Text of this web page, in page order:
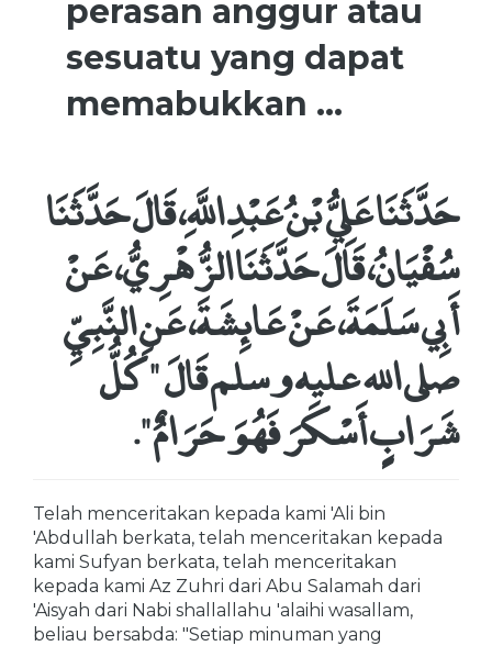
perasan anggur atau
sesuatu yang dapat
memabukkan ...
حَدَّثَنَا عَلِيُّ بْنُ عَبْدِ اللَّهِ، قَالَ حَدَّثَنَا
سُفْيَانُ، قَالَ حَدَّثَنَا الزُّهْرِيُّ، عَنْ
أَبِي سَلَمَةَ، عَنْ عَائِشَةَ، عَنِ النَّبِيِّ
صلى الله عليه وسلم قَالَ ‏ "‏ كُلُّ
شَرَابٍ أَسْكَرَ فَهُوَ حَرَامٌ ‏"‏‏.‏
Telah menceritakan kepada kami 'Ali bin
'Abdullah berkata, telah menceritakan kepada
kami Sufyan berkata, telah menceritakan
kepada kami Az Zuhri dari Abu Salamah dari
'Aisyah dari Nabi shallallahu 'alaihi wasallam,
beliau bersabda: "Setiap minuman yang